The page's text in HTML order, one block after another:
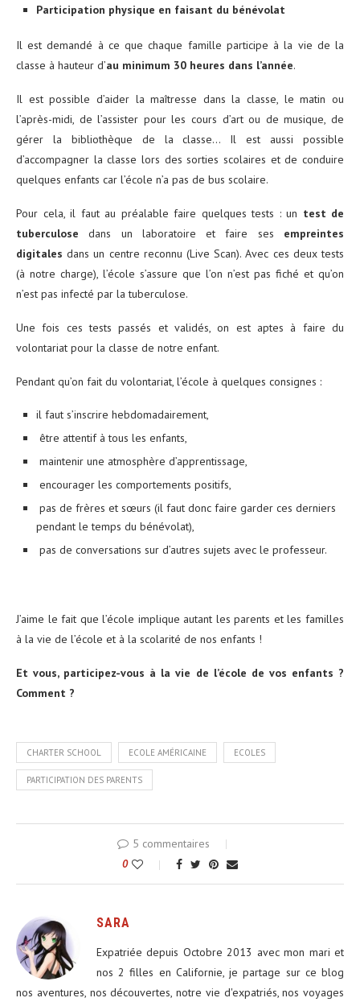
Participation physique en faisant du bénévolat
Il est demandé à ce que chaque famille participe à la vie de la
classe à hauteur d’au minimum 30 heures dans l’année.
Il est possible d’aider la maîtresse dans la classe, le matin ou
l’après-midi, de l’assister pour les cours d’art ou de musique, de
gérer la bibliothèque de la classe… Il est aussi possible
d’accompagner la classe lors des sorties scolaires et de conduire
quelques enfants car l’école n’a pas de bus scolaire.
Pour cela, il faut au préalable faire quelques tests : un test de
tuberculose dans un laboratoire et faire ses empreintes
digitales dans un centre reconnu (Live Scan). Avec ces deux tests
(à notre charge), l’école s’assure que l’on n’est pas fiché et qu’on
n’est pas infecté par la tuberculose.
Une fois ces tests passés et validés, on est aptes à faire du
volontariat pour la classe de notre enfant.
Pendant qu’on fait du volontariat, l’école à quelques consignes :
il faut s’inscrire hebdomadairement,
être attentif à tous les enfants,
maintenir une atmosphère d’apprentissage,
encourager les comportements positifs,
pas de frères et sœurs (il faut donc faire garder ces derniers
pendant le temps du bénévolat),
pas de conversations sur d’autres sujets avec le professeur.
J’aime le fait que l’école implique autant les parents et les familles
à la vie de l’école et à la scolarité de nos enfants !
Et vous, participez-vous à la vie de l’école de vos enfants ?
Comment ?
CHARTER SCHOOL ECOLE AMÉRICAINE ECOLES
PARTICIPATION DES PARENTS
5 commentaires
0
SARA
Expatriée depuis Octobre 2013 avec mon mari et
nos 2 filles en Californie, je partage sur ce blog
nos aventures, nos découvertes, notre vie d'expatriés, nos voyages